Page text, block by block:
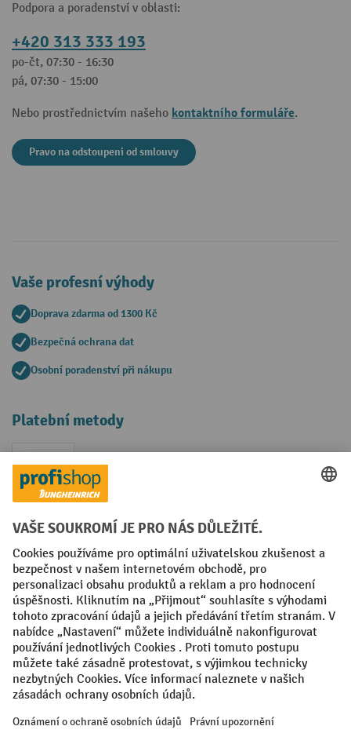
Podpora a poradenství v oblasti:
+420 313 333 193
po-čt, 07:30 - 16:30
pá, 07:30 - 15:00
Nebo prostřednictvím našeho kontaktního formuláře.
Pravo na odstoupeni od smlouvy
Vaše profesní výhody
Doprava zdarma od 1300 Kč
Bezpečná ochrana dat
Osobní poradenství při nákupu
Platební metody
Faktura
Sociální sítě
Facebook
YouTubeLinkedIn
VODP Otisk
Prohlášení o ochraně osobních údajů
Nastavení ochrany osobních údajů
All prices excl. VAT plusshipping costsand possible delivery charges,